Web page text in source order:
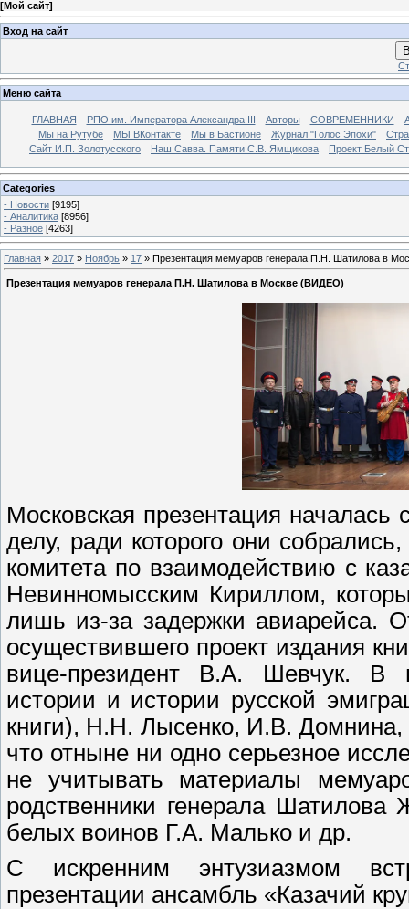
[Мой сайт]
Вход на сайт
Меню сайта
ГЛАВНАЯ РПО им. Императора Александра III Авторы СОВРЕМЕННИКИ
Мы на Рутубе
МЫ ВКонтакте Мы в Бастионе Журнал "Голос Эпохи"
Сайт И.П. Золотусского
Наш Савва. Памяти С.В. Ямщикова Проект Белый
Categories
- Новости [9195]
- Аналитика [8956]
- Разное [4263]
Главная » 2017 » Ноябрь » 17 » Презентация мемуаров генерала П.Н. Шатилова в
Презентация мемуаров генерала П.Н. Шатилова в Москве (ВИДЕО)
Московская презентация
делу, ради которого они
комитета по взаимодействию с
Невинномысским Кириллом,
лишь из-за задержки авиарейса.
осуществившего проект издания
вице-президент В.А. Шевчук. В
истории и истории русской
книги), Н.Н. Лысенко, И.В.
что отныне ни одно серьезное
не учитывать материалы
родственники генерала
белых воинов Г.А. Малько и др.
С искренним энтузиазмом
презентации ансамбль «Казачий